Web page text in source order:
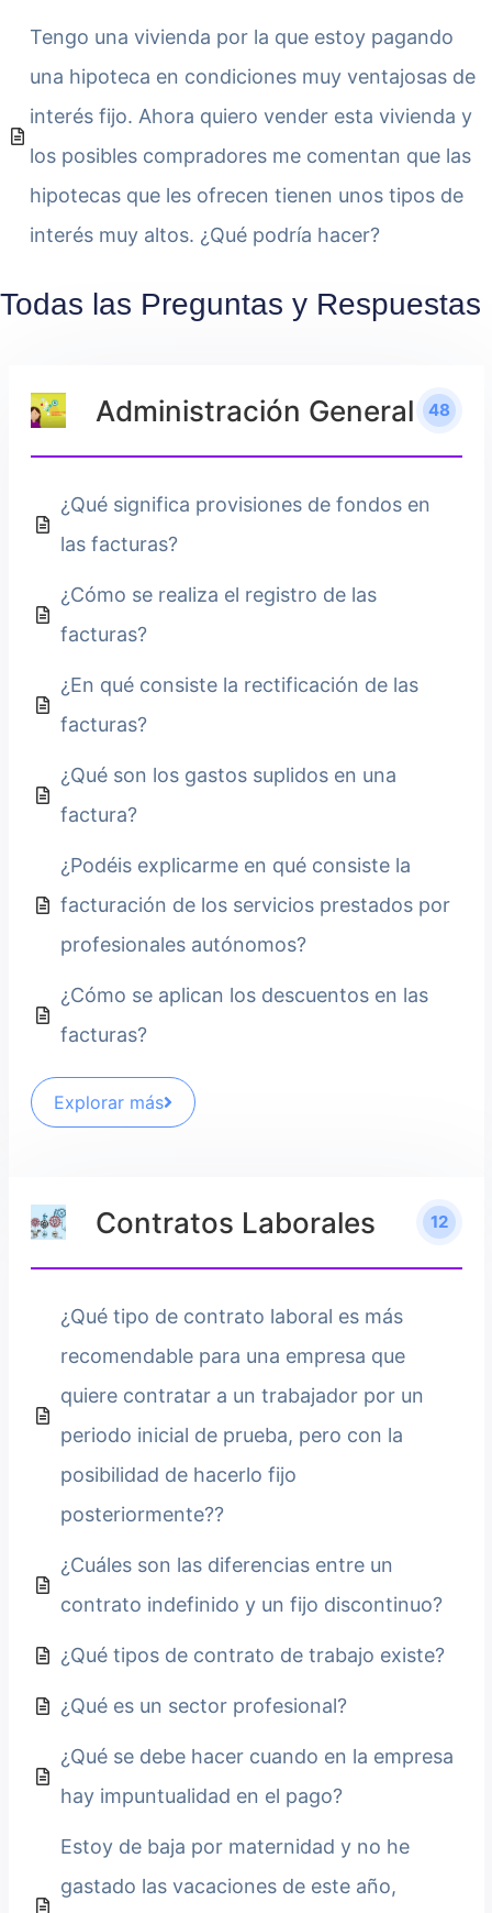
Tengo una vivienda por la que estoy pagando
una hipoteca en condiciones muy ventajosas de
interés fijo. Ahora quiero vender esta vivienda y
los posibles compradores me comentan que las
hipotecas que les ofrecen tienen unos tipos de
interés muy altos. ¿Qué podría hacer?
Todas las Preguntas y Respuestas
Administración General 48
¿Qué significa provisiones de fondos en
las facturas?
¿Cómo se realiza el registro de las
facturas?
¿En qué consiste la rectificación de las
facturas?
¿Qué son los gastos suplidos en una
factura?
¿Podéis explicarme en qué consiste la
facturación de los servicios prestados por
profesionales autónomos?
¿Cómo se aplican los descuentos en las
facturas?
Explorar más
Contratos Laborales 12
¿Qué tipo de contrato laboral es más
recomendable para una empresa que
quiere contratar a un trabajador por un
periodo inicial de prueba, pero con la
posibilidad de hacerlo fijo
posteriormente??
¿Cuáles son las diferencias entre un
contrato indefinido y un fijo discontinuo?
¿Qué tipos de contrato de trabajo existe?
¿Qué es un sector profesional?
¿Qué se debe hacer cuando en la empresa
hay impuntualidad en el pago?
Estoy de baja por maternidad y no he
gastado las vacaciones de este año,